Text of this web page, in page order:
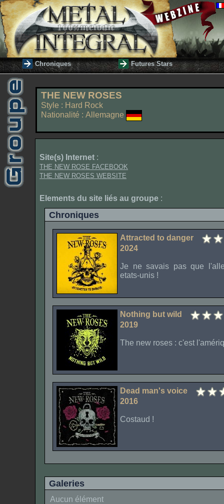
Chroniques Futures Stars
THE NEW ROSES
Style : Hard Rock
Nationalité : Allemagne
Site(s) Internet :
THE NEW ROSE FACEBOOK
THE NEW ROSES WEBSITE
Elements du site liés au groupe :
Chroniques
Attracted to danger
2024
Je ne savais pas que
etats-unis !
Nothing but wild
2019
The new roses : c'est
Dead man's voice
2016
Costaud !
Galeries
Aucun élément